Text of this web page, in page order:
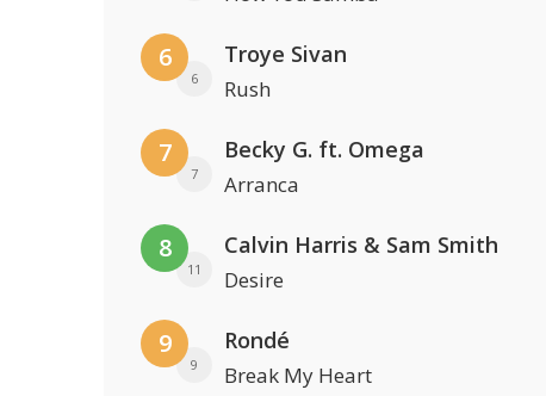
6
6
Troye Sivan
Rush
7
7
Becky G. ft. Omega
Arranca
8
11
Calvin Harris & Sam Smith
Desire
9
9
Rondé
Break My Heart